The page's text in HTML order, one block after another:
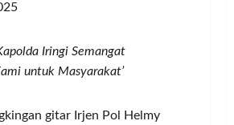
Iringi Semangat
untuk Masyarakat’
gitar Irjen Pol Helmy